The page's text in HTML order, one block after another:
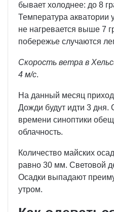
бывает холоднее: до 8
Температура акватории
не нагревается выше 7
побережье случаются
Скорость ветра в
4 м/с.
На данный месяц
Дожди будут идти 3 дня.
времени синоптики
облачность.
Количество майских
равно 30 мм. Световой
Осадки выпадают
утром.